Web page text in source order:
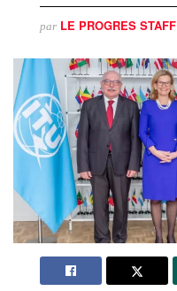
par LE PROGRES STAFF